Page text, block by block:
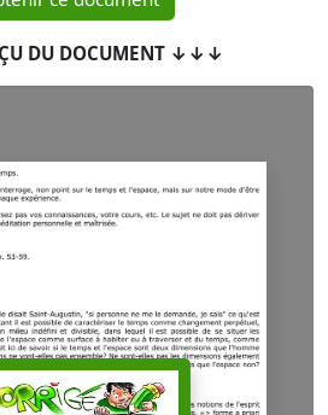
DU DOCUMENT ↓↓↓